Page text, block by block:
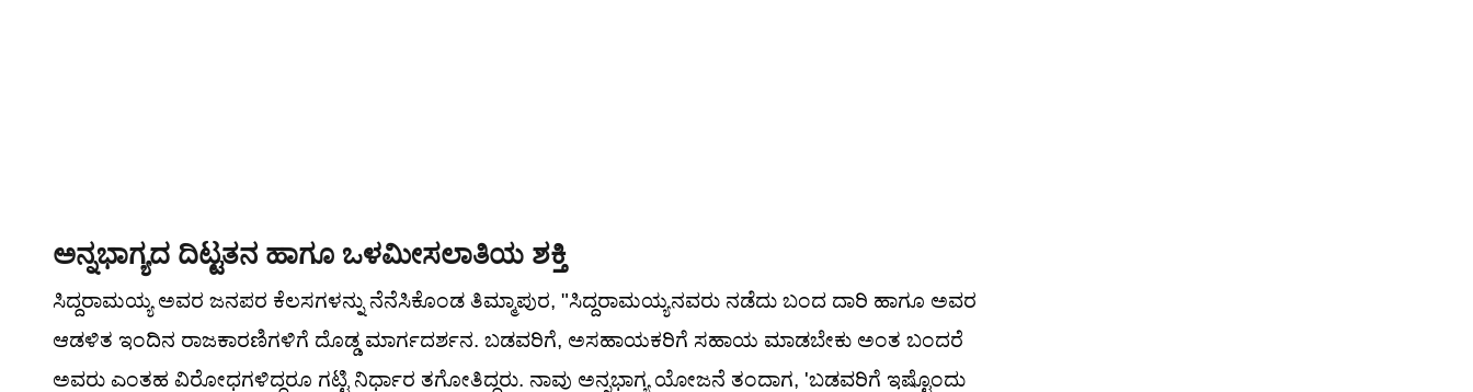
ಅನ್ನಭಾಗ್ಯದ ದಿಟ್ಟತನ ಹಾಗೂ ಒಳಮೀಸಲಾತಿಯ ಶಕ್ತಿ
ಸಿದ್ದರಾಮಯ್ಯ ಅವರ ಜನಪರ ಕೆಲಸಗಳನ್ನು ನೆನೆಸಿಕೊಂಡ ತಿಮ್ಮಾಪುರ, "ಸಿದ್ದರಾಮಯ್ಯನವರು ನಡೆದು ಬಂದ ದಾರಿ ಹಾಗೂ ಅವರ
ಆಡಳಿತ ಇಂದಿನ ರಾಜಕಾರಣಿಗಳಿಗೆ ದೊಡ್ಡ ಮಾರ್ಗದರ್ಶನ. ಬಡವರಿಗೆ, ಅಸಹಾಯಕರಿಗೆ ಸಹಾಯ ಮಾಡಬೇಕು ಅಂತ ಬಂದರೆ
ಅವರು ಎಂತಹ ವಿರೋಧಗಳಿದ್ದರೂ ಗಟ್ಟಿ ನಿರ್ಧಾರ ತಗೋತಿದ್ದರು. ನಾವು ಅನ್ನಭಾಗ್ಯ ಯೋಜನೆ ತಂದಾಗ, 'ಬಡವರಿಗೆ ಇಷ್ಟೊಂದು